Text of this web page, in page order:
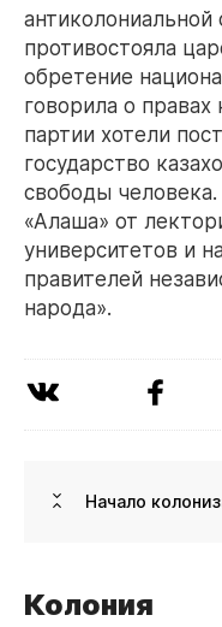
антиколониальной
противостояла
обретение
говорила о
партии хотели
государство
свободы
«Алаша» от
университетов и
правителей
народа».
Начало
Колония